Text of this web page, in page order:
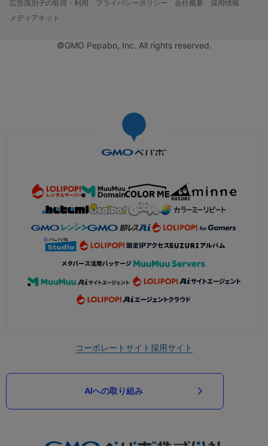
広告識別子の取得・利用
プライバシーポリシー 会社概要
採用情報
メディアキット
©GMO Pepabo, Inc. All rights reserved.
コーポレートサイト採用サイト
AIへの取り組み